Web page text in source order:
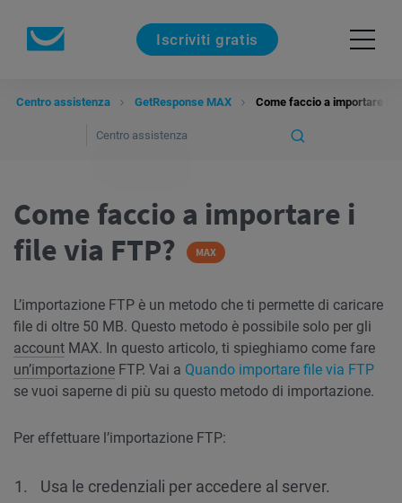
Iscriviti gratis
Centro assistenza GetResponse MAX Come faccio a importare i
Come faccio a importare i
file via FTP?
MAX
L’importazione FTP è un metodo che ti permette di caricare
file di oltre 50 MB. Questo metodo è possibile solo per gli
account MAX. In questo articolo, ti spieghiamo come fare
un’importazione FTP. Vai a Quando importare file via FTP
se vuoi saperne di più su questo metodo di importazione.
Per effettuare l’importazione FTP:
Usa le credenziali per accedere al server.